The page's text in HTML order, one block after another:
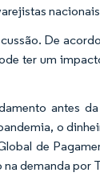
De
ter um
antes
o
de
demanda por